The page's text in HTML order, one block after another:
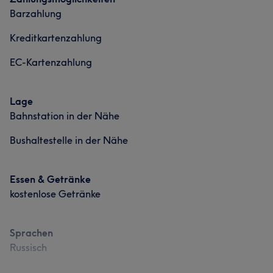
Barzahlung
Kreditkartenzahlung
EC-Kartenzahlung
Lage
Bahnstation in der Nähe
Bushaltestelle in der Nähe
Essen & Getränke
kostenlose Getränke
Sprachen
Russisch